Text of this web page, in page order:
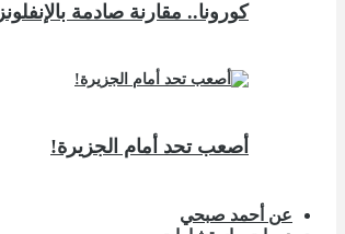
كورونا.. مقارنة صادمة بالإنفلونزا
أصعب تحد أمام الجزيرة!
عن أحمد صبحي